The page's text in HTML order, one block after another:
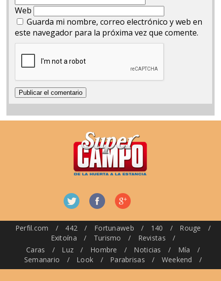
Web
Guarda mi nombre, correo electrónico y web en
este navegador para la próxima vez que comente.
Perfil.com / 442 / Fortunaweb / 140 / Rouge
/
Exitoína
/ Turismo / Revistas
/
Caras
/ Luz / Hombre / Noticias / Mía
/
Semanario
/ Look / Parabrisas / Weekend /